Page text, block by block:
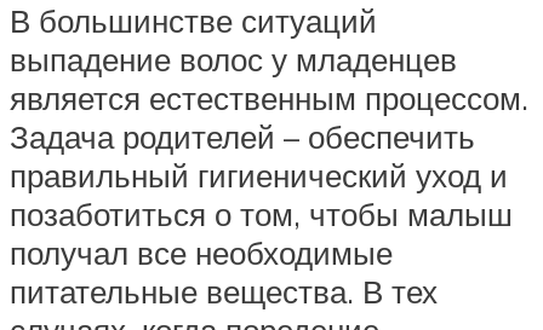
В большинстве ситуаций
выпадение волос у младенцев
является естественным процессом.
Задача родителей – обеспечить
правильный гигиенический уход и
позаботиться о том, чтобы малыш
получал все необходимые
питательные вещества. В тех